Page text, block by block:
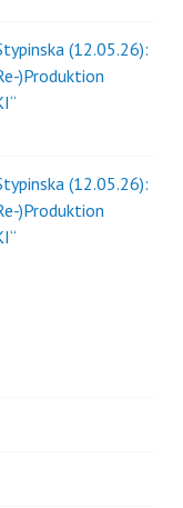
(12.05.26):
)Produktion
(12.05.26):
)Produktion